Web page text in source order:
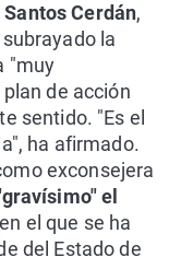
Santos Cerdán,
la
"muy
de acción
sentido. "Es el
ha afirmado.
exconsejera
el
en el que se ha
del Estado de